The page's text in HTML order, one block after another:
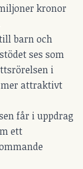
kronor
barn och
ses som
i
mer attraktivt
får i uppdrag
ett